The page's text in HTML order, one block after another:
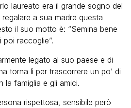
laureato era il grande sogno del
a sua madre questa
il suo motto è: “Semina bene
poi raccoglie”.
legato al suo paese e di
torna lì per trascorrere un po’ di
la famiglia e gli amici.
rispettosa, sensibile però